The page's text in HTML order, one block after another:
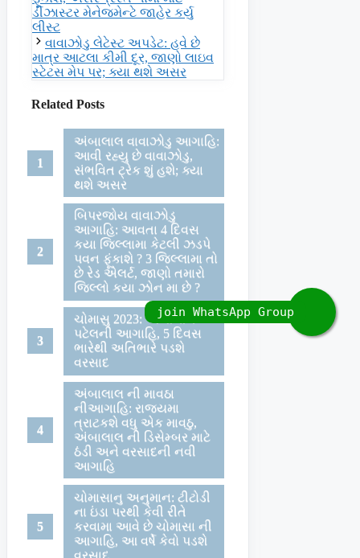
ડીઝાસ્ટર મેનેજમેન્ટે જાહેર કર્યુ
લીસ્ટ
વાવાઝોડુ લેટેસ્ટ અપડેટ: હવે છે
માત્ર આટલા કીમી દૂર, જાણો લાઇવ
સ્ટેટસ મેપ પર; ક્યા થશે અસર
Related Posts
અંબાલાલ વાવાઝોડુ આગાહિ:
આવી રહ્યુ છે વાવાઝોડુ,
સંભવિત ટ્રેક શું હશે; ક્યા
થશે અસર
બિપરજોય વાવાઝોડુ
આગાહિ: આવતા 4 દિવસ
કયા જિલ્લામા કેટલી ઝડપે
પવન ફૂંકાશે ? 3 જિલ્લામા તો
છે રેડ એલર્ટ, જાણો તમારો
જિલ્લો કયા ઝોન મા છે ?
ચોમાસુ 2023: અંબાલાલ
પટેલની આગાહિ, 5 દિવસ
ભારેથી અતિભારે પડશે
વરસાદ
અંબાલાલ ની માવઠા
નીઆગાહિ: રાજયમા
ત્રાટકશે વધુ એક માવઠુ,
અંબાલાલ ની ડિસેમ્બર માટે
ઠંડી અને વરસાદની નવી
આગાહિ
ચોમાસાનુ અનુમાન: ટીટોડી
ના ઇંડા પરથી કેવી રીતે
કરવામા આવે છે ચોમાસા ની
આગાહિ, આ વર્ષે કેવો પડશે
વરસાદ